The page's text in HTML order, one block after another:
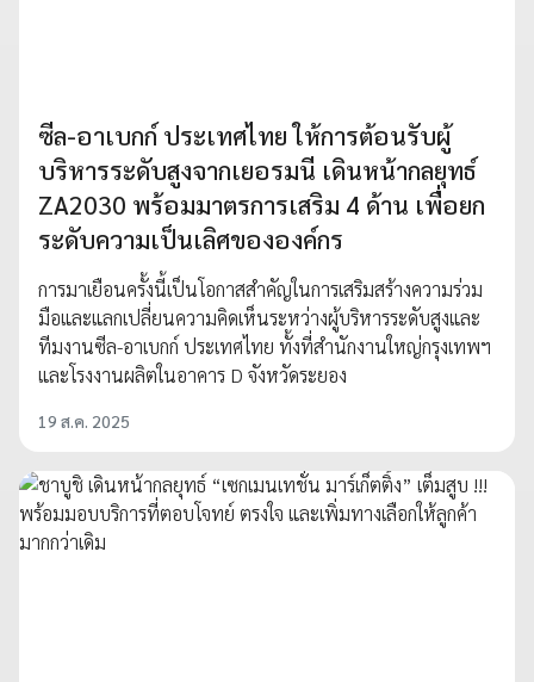
ซีล-อาเบกก์ ประเทศไทย ให้การต้อนรับผู้
บริหารระดับสูงจากเยอรมนี เดินหน้ากลยุทธ์
ZA2030 พร้อมมาตรการเสริม 4 ด้าน เพื่อยก
ระดับความเป็นเลิศขององค์กร
การมาเยือนครั้งนี้เป็นโอกาสสำคัญในการเสริมสร้างความร่วม
มือและแลกเปลี่ยนความคิดเห็นระหว่างผู้บริหารระดับสูงและ
ทีมงานซีล-อาเบกก์ ประเทศไทย ทั้งที่สำนักงานใหญ่กรุงเทพฯ
และโรงงานผลิตในอาคาร D จังหวัดระยอง
19 ส.ค. 2025